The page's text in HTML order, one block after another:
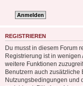
REGISTRIEREN
Du musst in diesem Forum
Registrierung ist in
weitere Funktionen
Benutzern auch zusätzliche
Nutzungsbedingungen und